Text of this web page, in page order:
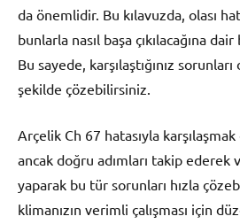
da önemlidir. Bu kılavuzda, olası
bunlarla nasıl başa çıkılacağına
Bu sayede, karşılaştığınız
şekilde çözebilirsiniz.
Arçelik Ch 67 hatasıyla karşılaşmak
ancak doğru adımları takip ederek
yaparak bu tür sorunları hızla
klimanızın verimli çalışması için